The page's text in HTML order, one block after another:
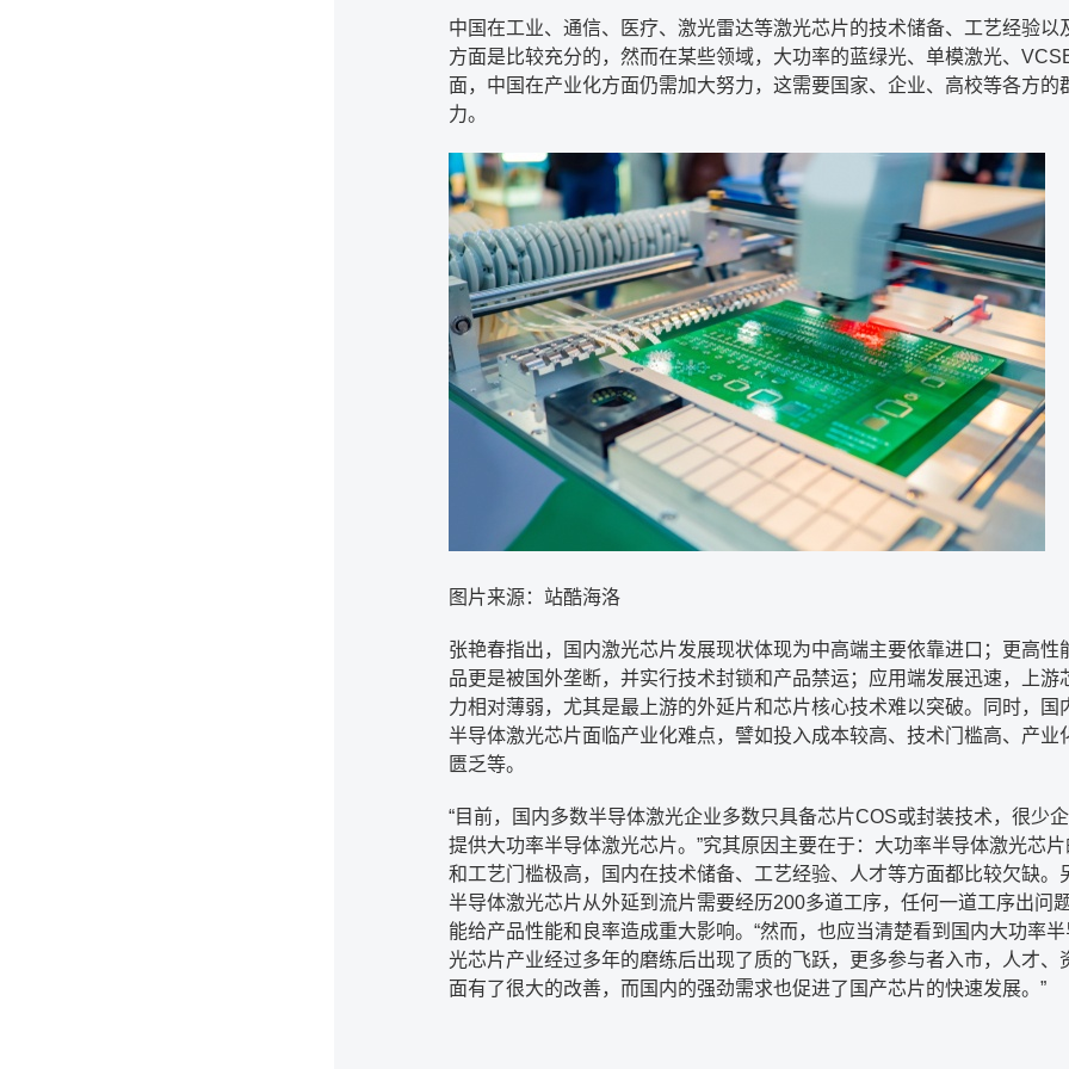
中国在工业、通信、医疗、激光雷达等激光芯片的技术储备、工艺经验以
方面是比较充分的，然而在某些领域，大功率的蓝绿光、单模激光、
面，中国在产业化方面仍需加大努力，这需要国家、企业、高校等各方的
力。
图片来源：站酷海洛
张艳春指出，国内激光芯片发展现状体现为中高端主要依靠进口；更高性
品更是被国外垄断，并实行技术封锁和产品禁运；应用端发展迅速，上游
力相对薄弱，尤其是最上游的外延片和芯片核心技术难以突破。同时，国
半导体激光芯片面临产业化难点，譬如投入成本较高、技术门槛高、产业
匮乏等。
“目前，国内多数半导体激光企业多数只具备芯片COS或封装技术，很少
提供大功率半导体激光芯片。 ”究其原因主要在于：大功率半导体激光芯
和工艺门槛极高，国内在技术储备、工艺经验、人才等方面都比较欠缺。
半导体激光芯片从外延到流片需要经历200多道工序，任何一道工序出问
能给产品性能和良率造成重大影响。 “然而，也应当清楚看到国内大功率
光芯片产业经过多年的磨练后出现了质的飞跃，更多参与者入市，人才、
面有了很大的改善，而国内的强劲需求也促进了国产芯片的快速发展。 ”